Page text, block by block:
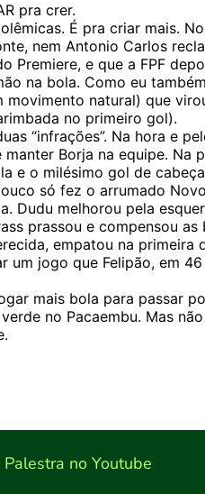
pra crer.
É pra criar mais.
nem Antonio Carlos
Premiere, e que a FPF
na bola. Como eu
movimento natural) que
no primeiro gol).
“infrações”. Na hora e
Borja na equipe. Na
e o milésimo gol de
só fez o arrumado
Dudu melhorou pela
prassou e compensou as
empatou na
um jogo que Felipão, em
mais bola para passar
no Pacaembu. Mas
no Youtube